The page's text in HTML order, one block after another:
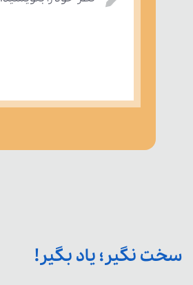
سخت نگیر؛ یاد بگیر!